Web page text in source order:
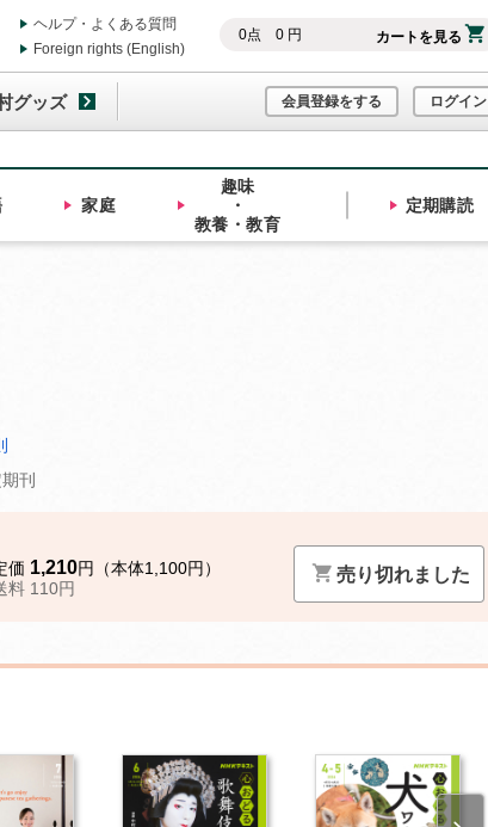
0点 0円 カートを見る
ヘルプ・よくある質問
Foreign rights (English)
グッズ 会員登録をする ログイン
家庭
趣味
・
教養・教育
定期購読
刊
価 1,210円（本体1,100円）
料 110円
売り切れました